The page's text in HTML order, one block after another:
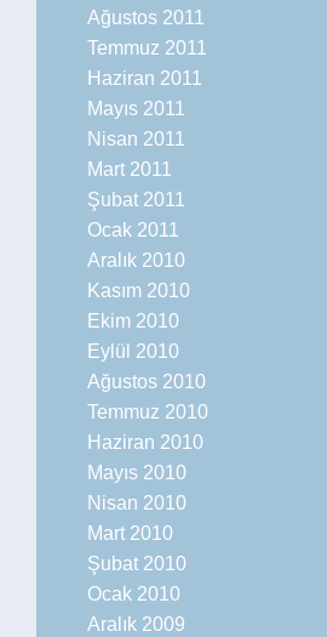
Ağustos 2011
Temmuz 2011
Haziran 2011
Mayıs 2011
Nisan 2011
Mart 2011
Şubat 2011
Ocak 2011
Aralık 2010
Kasım 2010
Ekim 2010
Eylül 2010
Ağustos 2010
Temmuz 2010
Haziran 2010
Mayıs 2010
Nisan 2010
Mart 2010
Şubat 2010
Ocak 2010
Aralık 2009